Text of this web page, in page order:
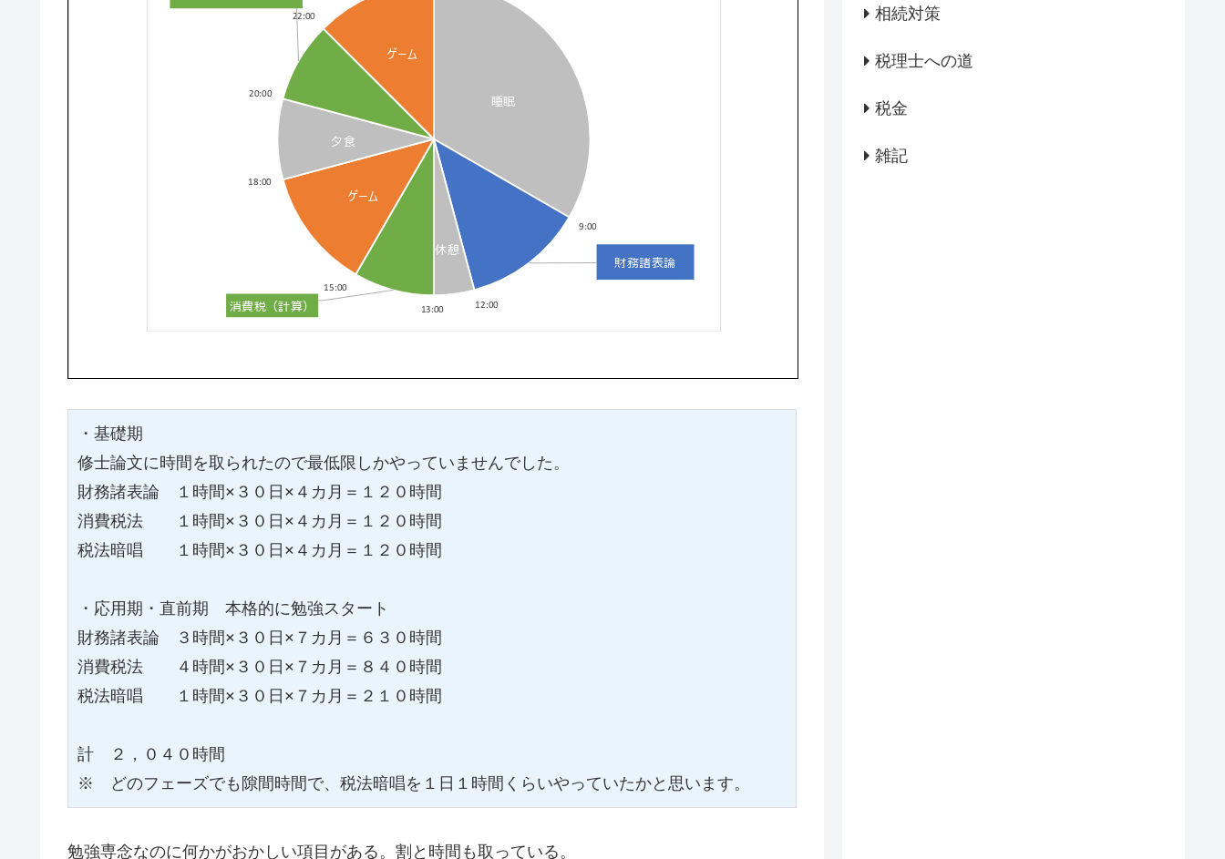
・基礎期
修士論文に時間を取られたので最低限しかやっていませんでした。
財務諸表論　１時間×３０日×４カ月＝１２０時間
消費税法　　１時間×３０日×４カ月＝１２０時間
税法暗唱　　１時間×３０日×４カ月＝１２０時間
・応用期・直前期　本格的に勉強スタート
財務諸表論　３時間×３０日×７カ月＝６３０時間
消費税法　　４時間×３０日×７カ月＝８４０時間
税法暗唱　　１時間×３０日×７カ月＝２１０時間
計　２，０４０時間
※　どのフェーズでも隙間時間で、税法暗唱を１日１時間くらいやっていたかと思います。
勉強専念なのに何かがおかしい項目がある。割と時間も取っている。
相続対策
税理士への道
税金
雑記